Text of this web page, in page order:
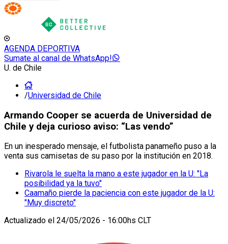
AGENDA DEPORTIVA
Sumate al canal de WhatsApp!
U. de Chile
/Universidad de Chile
Armando Cooper se acuerda de Universidad de
Chile y deja curioso aviso: “Las vendo”
En un inesperado mensaje, el futbolista panameño puso a la
venta sus camisetas de su paso por la institución en 2018.
Rivarola le suelta la mano a este jugador en la U: "La
posibilidad ya la tuvo"
Caamaño pierde la paciencia con este jugador de la U:
"Muy discreto"
Actualizado el 24/05/2026 - 16:00hs CLT